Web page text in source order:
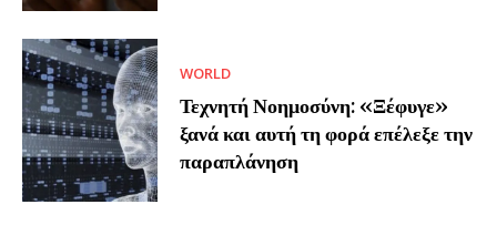
WORLD
Τεχνητή Νοημοσύνη: «Ξέφυγε»
ξανά και αυτή τη φορά επέλεξε την
παραπλάνηση